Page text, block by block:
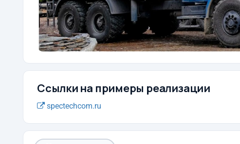
Ссылки на примеры реализации
spectechcom.ru